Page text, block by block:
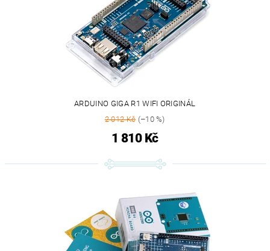
ARDUINO GIGA R1 WIFI ORIGINÁL
2 012 Kč(–10 %)
1 810 Kč